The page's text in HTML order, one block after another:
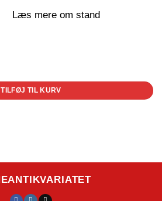
Læs mere om stand
TILFØJ TIL KURV